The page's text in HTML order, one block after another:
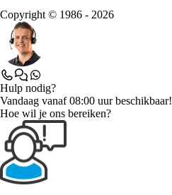
Copyright © 1986 - 2026
Hulp nodig?
Vandaag vanaf 08:00 uur beschikbaar!
Hoe wil je ons bereiken?